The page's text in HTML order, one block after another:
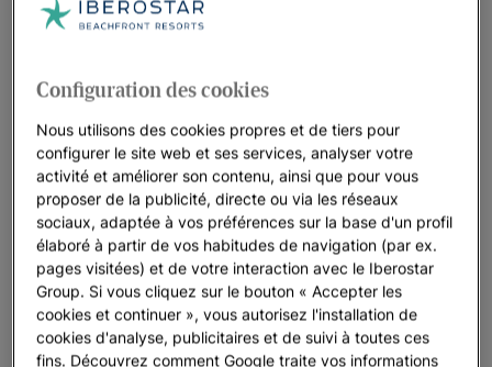
Configuration des cookies
Nous utilisons des cookies propres et de tiers pour
configurer le site web et ses services, analyser votre
activité et améliorer son contenu, ainsi que pour vous
proposer de la publicité, directe ou via les réseaux
sociaux, adaptée à vos préférences sur la base d'un profil
élaboré à partir de vos habitudes de navigation (par ex.
pages visitées) et de votre interaction avec le Iberostar
Group. Si vous cliquez sur le bouton « Accepter les
cookies et continuer », vous autorisez l'installation de
cookies d'analyse, publicitaires et de suivi à toutes ces
fins. Découvrez comment Google traite vos informations